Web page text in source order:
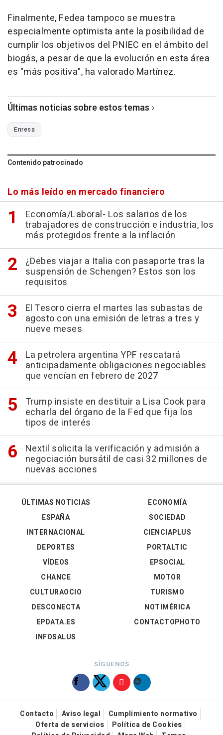
Finalmente, Fedea tampoco se muestra
especialmente optimista ante la posibilidad de
cumplir los objetivos del PNIEC en el ámbito del
biogás, a pesar de que la evolución en esta área
es "más positiva", ha valorado Martínez.
Últimas noticias sobre estos temas
Enresa
Contenido patrocinado
Lo más leído en mercado financiero
Economía/Laboral- Los salarios de los
trabajadores de construcción e industria, los
más protegidos frente a la inflación
¿Debes viajar a Italia con pasaporte tras la
suspensión de Schengen? Estos son los
requisitos
El Tesoro cierra el martes las subastas de
agosto con una emisión de letras a tres y
nueve meses
La petrolera argentina YPF rescatará
anticipadamente obligaciones negociables
que vencían en febrero de 2027
Trump insiste en destituir a Lisa Cook para
echarla del órgano de la Fed que fija los
tipos de interés
Nextil solicita la verificación y admisión a
negociación bursátil de casi 32 millones de
nuevas acciones
ÚLTIMAS NOTICIAS
ESPAÑA
INTERNACIONAL
DEPORTES
VÍDEOS
ECONOMÍA
SOCIEDAD
CIENCIAPLUS
PORTALTIC
EPSOCIAL
CHANCE
CULTURAOCIO
DESCONECTA
EPDATA.ES
INFOSALUS
MOTOR
TURISMO
NOTIMÉRICA
CONTACTOPHOTO
SÍGUENOS
Contacto Aviso legal
Cumplimiento normativo
Oferta de servicios
Política de Cookies